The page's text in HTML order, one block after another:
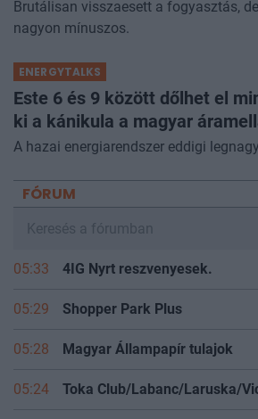
Brutálisan visszaesett a fogyasztás,
nagyon mínuszos.
ENERGYTALKS
Este 6 és 9 között dőlhet el
ki a kánikula a magyar
A hazai energiarendszer eddigi
FÓRUM
05:33 4IG Nyrt reszvenyesek.
05:29 Shopper Park Plus
05:28 Magyar Állampapír tulajok
05:24